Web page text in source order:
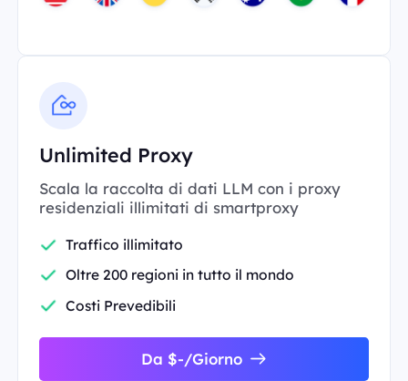
Unlimited Proxy
Scala la raccolta di dati LLM con i proxy
residenziali illimitati di smartproxy
Traffico illimitato
Oltre 200 regioni in tutto il mondo
Costi Prevedibili
Da $-/Giorno